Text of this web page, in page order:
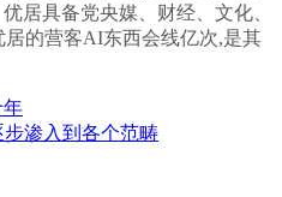
居具备党央媒、财经、文化、
的营客AI东西会线亿次,是其
年
渗入到各个范畴